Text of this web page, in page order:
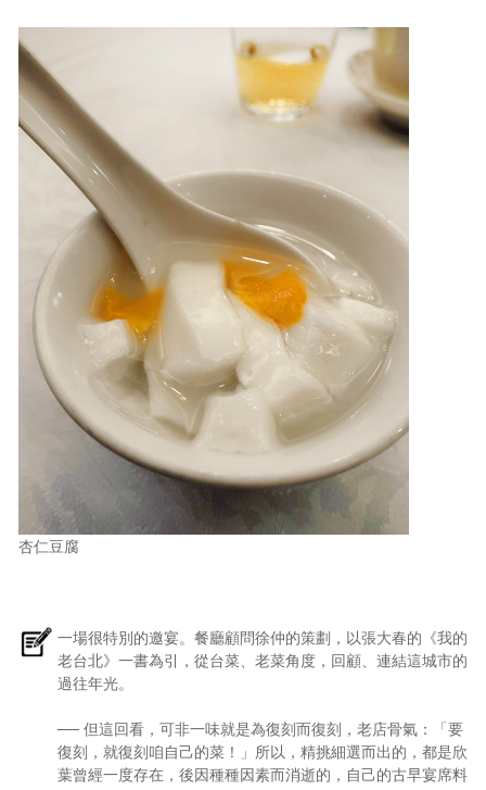
杏仁豆腐
一場很特別的邀宴。餐廳顧問徐仲的策劃，以張大春的《我的
老台北》一書為引，從台菜、老菜角度，回顧、連結這城市的
過往年光。
── 但這回看，可非一味就是為復刻而復刻，老店骨氣：「要
復刻，就復刻咱自己的菜！」所以，精挑細選而出的，都是欣
葉曾經一度存在，後因種種因素而消逝的，自己的古早宴席料